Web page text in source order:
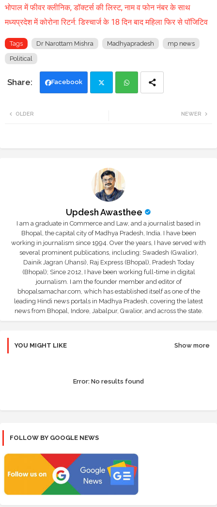
भोपाल में फीवर क्लीनिक, डॉक्टर्स की लिस्ट, नाम व फोन नंबर के साथ
मध्यप्रदेश में कोरोना रिटर्न: डिस्चार्ज के 18 दिन बाद महिला फिर से पॉजिटिव
Tags Dr Narottam Mishra Madhyapradesh mp news
Political
Facebook
NEWER
OLDER
Updesh Awasthee
I am a graduate in Commerce and Law, and a journalist based in
Bhopal, the capital city of Madhya Pradesh, India. I have been
working in journalism since 1994. Over the years, I have served with
several prominent publications, including: Swadesh (Gwalior),
Dainik Jagran (Jhansi), Raj Express (Bhopal), Pradesh Today
(Bhopal); Since 2012, I have been working full-time in digital
journalism. I am the founder member and editor of
bhopalsamachar.com, which has established itself as one of the
leading Hindi news portals in Madhya Pradesh, covering the latest
news from Bhopal, Indore, Jabalpur, Gwalior, and across the state.
YOU MIGHT LIKE Show more
Error: No results found
FOLLOW BY GOOGLE NEWS